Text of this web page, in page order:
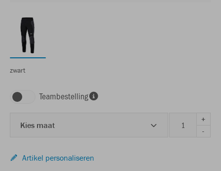
zwart
Teambestelling
Kies maat
+
-
Artikel personaliseren